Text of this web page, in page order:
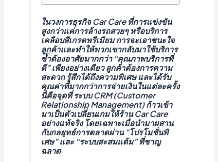
ในวงการธุรกิจ Car Care ที่การแข่งขัน
สูงกว่าแค่การล้างรถสวยๆ หรือบริการ
เคลือบสีเกรดพรีเมียม การจะเอาชนะใจ
ลูกค้าและทำให้พวกเขากลับมาใช้บริการ
ซ้ำต้องอาศัยมากกว่า “คุณภาพบริการที่
ดี” เพียงอย่างเดียว ลูกค้าต้องการความ
สะดวก รู้สึกได้ถึงความพิเศษ และได้รับ
คุณค่าที่มากกว่าการจ่ายเงินในแต่ละครั้ง
นี่คือจุดที่ ระบบ CRM (Customer
Relationship Management) ก้าวเข้า
มาเป็นตัวเปลี่ยนเกมให้ร้าน Car Care
อย่างแท้จริง โดยเฉพาะเมื่อนำมาผสาน
กับกลยุทธ์การตลาดผ่าน “โปรโมชั่นพิ
เศษ” และ “ระบบสะสมแต้ม” ที่ชาญ
ฉลาด